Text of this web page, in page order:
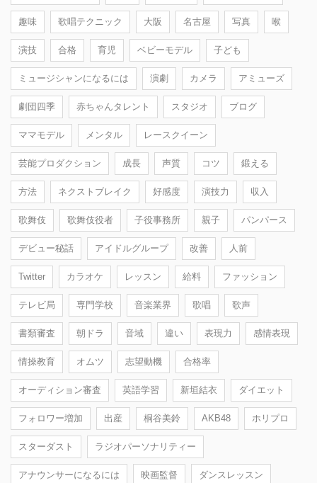
趣味 歌唱テクニック 大阪 名古屋 写真 喉
演技 合格 育児 ベビーモデル 子ども
ミュージシャンになるには 演劇 カメラ アミューズ
劇団四季 赤ちゃんタレント スタジオ ブログ
ママモデル メンタル レースクイーン
芸能プロダクション 成長 声質 コツ 鍛える
方法 ネクストブレイク 好感度 演技力 収入
歌舞伎 歌舞伎役者 子役事務所 親子 パンパース
デビュー秘話 アイドルグループ 改善 人前
Twitter カラオケ レッスン 給料 ファッション
テレビ局 専門学校 音楽業界 歌唱 歌声
書類審査 朝ドラ 音域 違い 表現力 感情表現
情操教育 オムツ 志望動機 合格率
オーディション審査 英語学習 新垣結衣 ダイエット
フォロワー増加 出産 桐谷美鈴 AKB48 ホリプロ
スターダスト ラジオパーソナリティー
アナウンサーになるには 映画監督 ダンスレッスン